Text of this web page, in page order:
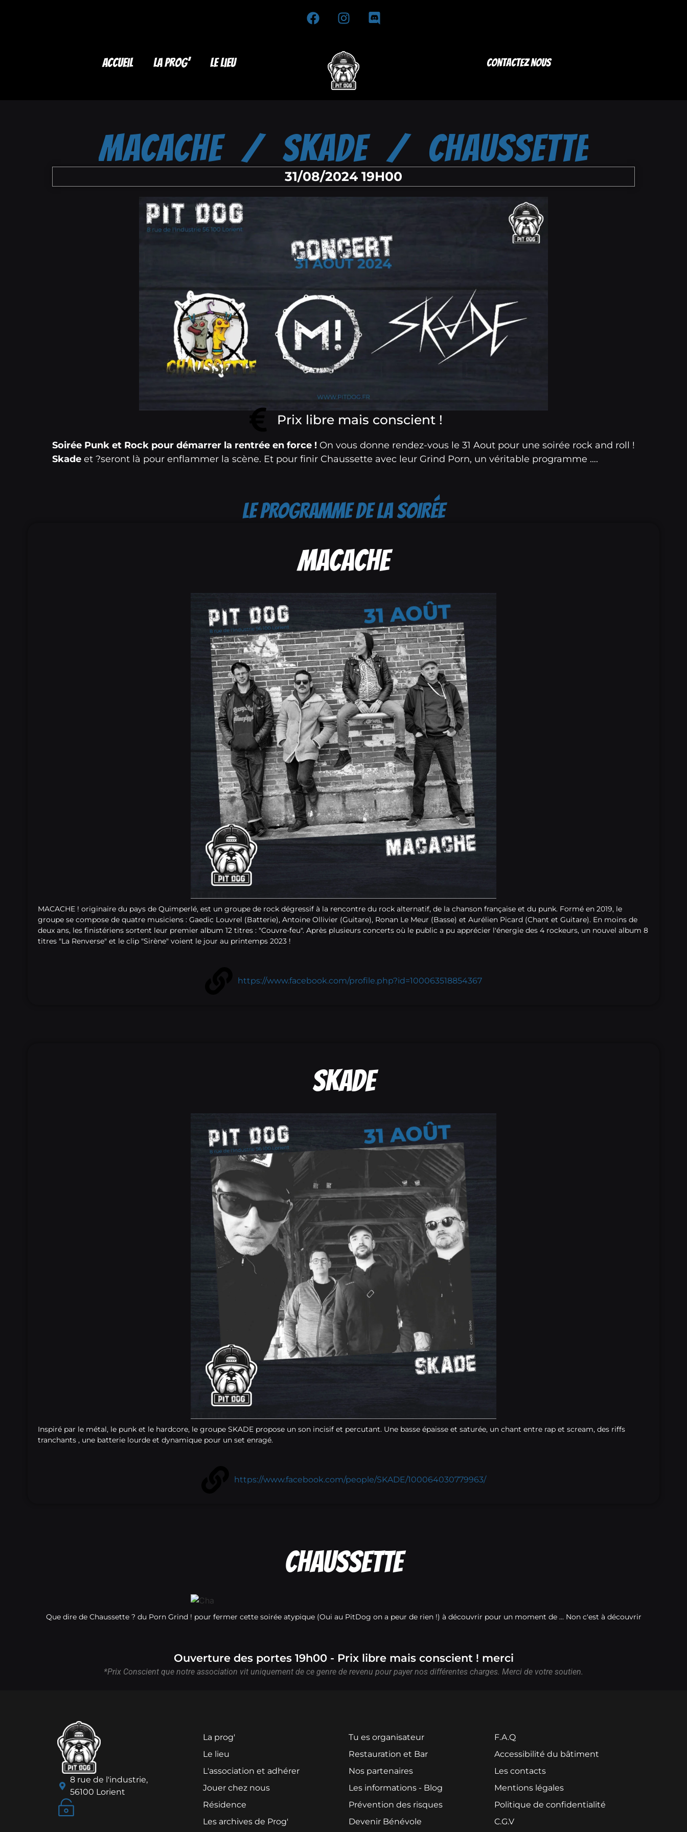
Accueil La Prog’ Le lieu Contactez nous
MACACHE / SKADE / CHAUSSETTE
31/08/2024 19H00
Prix libre mais conscient !
Soirée Punk et Rock pour démarrer la rentrée en force ! On vous donne rendez-vous le 31 Aout pour une soirée rock and roll !
Skade et ?seront là pour enflammer la scène. Et pour finir Chaussette avec leur Grind Porn, un véritable programme ….
LE PROGRAMME DE LA SOIRÉE
Macache
MACACHE ! originaire du pays de Quimperlé, est un groupe de rock dégressif à la rencontre du rock alternatif, de la chanson française et du punk. Formé en 2019, le
groupe se compose de quatre musiciens : Gaedic Louvrel (Batterie), Antoine Ollivier (Guitare), Ronan Le Meur (Basse) et Aurélien Picard (Chant et Guitare). En moins de
deux ans, les finistériens sortent leur premier album 12 titres : "Couvre-feu". Après plusieurs concerts où le public a pu apprécier l'énergie des 4 rockeurs, un nouvel album 8
titres "La Renverse" et le clip "Sirène" voient le jour au printemps 2023 !
https://www.facebook.com/profile.php?id=100063518854367
SKADE
Inspiré par le métal, le punk et le hardcore, le groupe SKADE propose un son incisif et percutant. Une basse épaisse et saturée, un chant entre rap et scream, des riffs
tranchants , une batterie lourde et dynamique pour un set enragé.
https://www.facebook.com/people/SKADE/100064030779963/
Chaussette
Que dire de Chaussette ? du Porn Grind ! pour fermer cette soirée atypique (Oui au PitDog on a peur de rien !) à découvrir pour un moment de ... Non c'est à découvrir
Ouverture des portes 19h00 - Prix libre mais conscient ! merci
*Prix Conscient que notre association vit uniquement de ce genre de revenu pour payer nos différentes charges. Merci de votre soutien.
8 rue de l'industrie,
56100 Lorient
La prog'
Le lieu
L'association et adhérer
Jouer chez nous
Résidence
Les archives de Prog'
Tu es organisateur
Restauration et Bar
Nos partenaires
Les informations - Blog
Prévention des risques
Devenir Bénévole
F.A.Q
Accessibilité du bâtiment
Les contacts
Mentions légales
Politique de confidentialité
C.G.V